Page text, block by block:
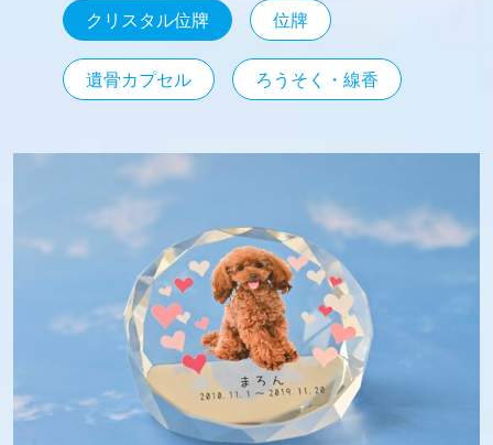
クリスタル位牌 位牌
遺骨カプセル ろうそく・線香